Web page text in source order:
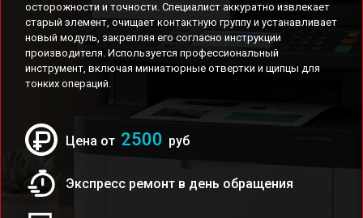
осторожности и точности. Специалист аккуратно извлекает
старый элемент, очищает контактную группу и устанавливает
новый модуль, закрепляя его согласно инструкции
производителя. Используется профессиональный
инструмент, включая миниатюрные отвертки и щипцы для
тонких операций.
Цена от 2500 руб
Экспресс ремонт в день обращения